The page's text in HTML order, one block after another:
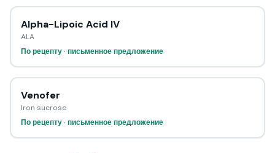
Alpha-Lipoic Acid IV
ALA
По рецепту · письменное предложение
Venofer
Iron sucrose
По рецепту · письменное предложение